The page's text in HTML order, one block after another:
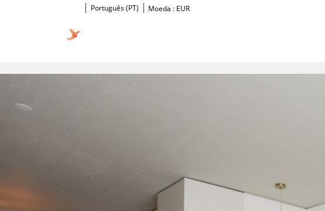
Português (PT) Moeda : EUR